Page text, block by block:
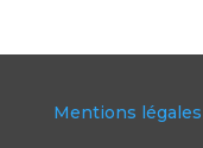
Mentions légales